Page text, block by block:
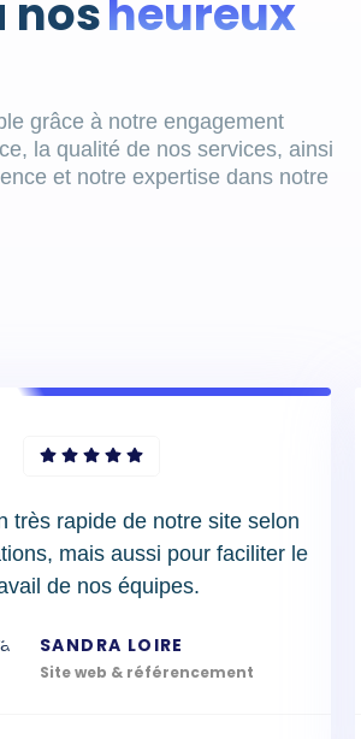
nosheureux
grâce à notre engagement
la qualité de nos services, ainsi
et notre expertise dans notre
très rapide de notre site selon
mais aussi pour faciliter le
de nos équipes.
SANDRA LOIRE
Site web & référencement